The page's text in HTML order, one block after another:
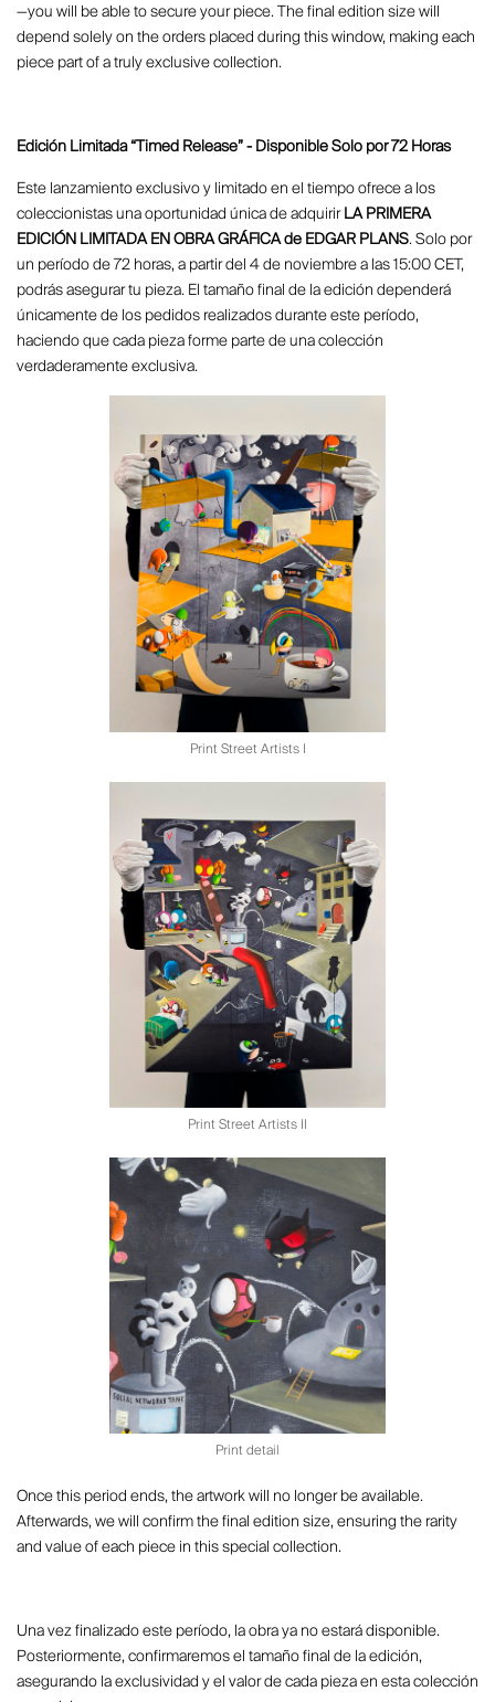
—you will be able to secure your piece. The final edition size will
depend solely on the orders placed during this window, making each
piece part of a truly exclusive collection.
Edición Limitada “Timed Release” - Disponible Solo por 72 Horas
Este lanzamiento exclusivo y limitado en el tiempo ofrece a los
coleccionistas una oportunidad única de adquirirLA PRIMERA
EDICIÓN LIMITADA EN OBRA GRÁFICA de EDGAR PLANS. Solo por
un período de 72 horas, a partir del 4 de noviembre a las 15:00 CET,
podrás asegurar tu pieza. El tamaño final de la edición dependerá
únicamente de los pedidos realizados durante este período,
haciendo que cada pieza forme parte de una colección
verdaderamente exclusiva.
Print Street Artists I
Print Street Artists II
Print detail
Once this period ends, the artwork will no longer be available.
Afterwards, we will confirm the final edition size, ensuring the rarity
and value of each piece in this special collection.
Una vez finalizado este período, la obra ya no estará disponible.
Posteriormente, confirmaremos el tamaño final de la edición,
asegurando la exclusividad y el valor de cada pieza en esta colección